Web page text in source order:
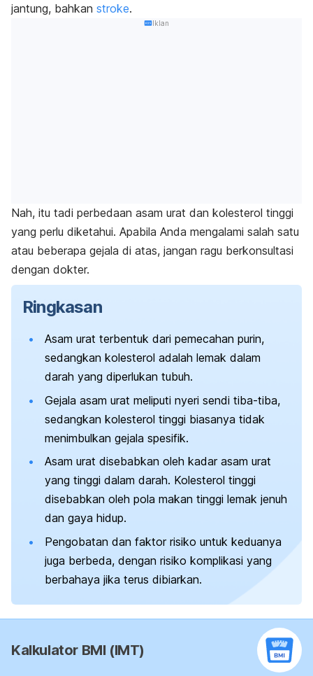
jantung, bahkan stroke.
Iklan
Nah, itu tadi perbedaan asam urat dan kolesterol tinggi
yang perlu diketahui. Apabila Anda mengalami salah satu
atau beberapa gejala di atas, jangan ragu berkonsultasi
dengan dokter.
Ringkasan
Asam urat terbentuk dari pemecahan purin,
sedangkan kolesterol adalah lemak dalam
darah yang diperlukan tubuh.
Gejala asam urat meliputi nyeri sendi tiba-tiba,
sedangkan kolesterol tinggi biasanya tidak
menimbulkan gejala spesifik.
Asam urat disebabkan oleh kadar asam urat
yang tinggi dalam darah. Kolesterol tinggi
disebabkan oleh pola makan tinggi lemak jenuh
dan gaya hidup.
Pengobatan dan faktor risiko untuk keduanya
juga berbeda, dengan risiko komplikasi yang
berbahaya jika terus dibiarkan.
Kalkulator BMI (IMT)